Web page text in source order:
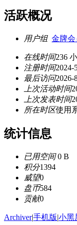
活跃概况
用户组 金牌会
在线时间236
注册时间2024-
最后访问2026-
上次活动时间
上次发表时间
所在时区使用
统计信息
已用空间0 B
积分1394
威望0
盘币584
贡献0
Archiver|手机版|小黑